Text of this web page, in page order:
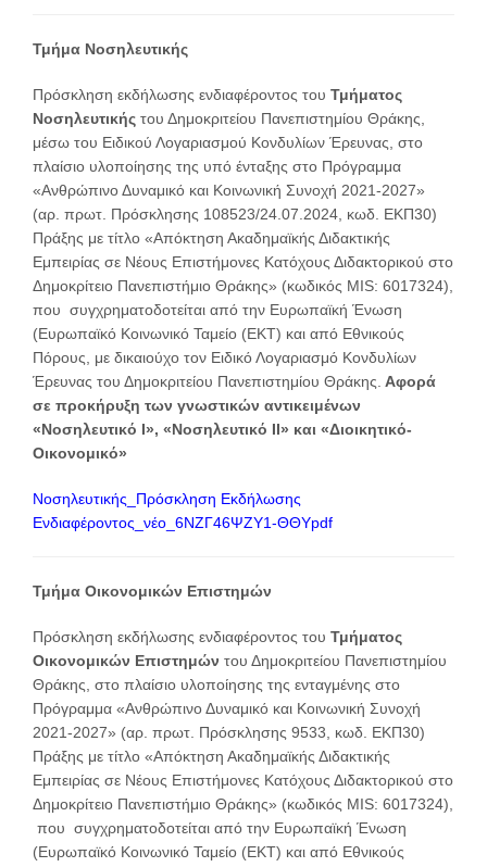
Τμήμα Νοσηλευτικής
Πρόσκληση εκδήλωσης ενδιαφέροντος του Τμήματος
Νοσηλευτικής του Δημοκριτείου Πανεπιστημίου Θράκης,
μέσω του Ειδικού Λογαριασμού Κονδυλίων Έρευνας, στο
πλαίσιο υλοποίησης της υπό ένταξης στο Πρόγραμμα
«Ανθρώπινο Δυναμικό και Κοινωνική Συνοχή 2021-2027»
(αρ. πρωτ. Πρόσκλησης 108523/24.07.2024, κωδ. ΕΚΠ30)
Πράξης με τίτλο «Απόκτηση Ακαδημαϊκής Διδακτικής
Εμπειρίας σε Νέους Επιστήμονες Κατόχους Διδακτορικού στο
Δημοκρίτειο Πανεπιστήμιο Θράκης» (κωδικός MIS: 6017324),
που συγχρηματοδοτείται από την Ευρωπαϊκή Ένωση
(Ευρωπαϊκό Κοινωνικό Ταμείο (ΕΚΤ) και από Εθνικούς
Πόρους, με δικαιούχο τον Ειδικό Λογαριασμό Κονδυλίων
Έρευνας του Δημοκριτείου Πανεπιστημίου Θράκης. Αφορά
σε προκήρυξη των γνωστικών αντικειμένων
«Νοσηλευτικό Ι», «Νοσηλευτικό ΙΙ» και «Διοικητικό-
Οικονομικό»
Νοσηλευτικής_Πρόσκληση Εκδήλωσης
Ενδιαφέροντος_νέο_6ΝΖΓ46ΨΖΥ1-ΘΘΥpdf
Τμήμα Οικονομικών Επιστημών
Πρόσκληση εκδήλωσης ενδιαφέροντος του Τμήματος
Οικονομικών Επιστημών του Δημοκριτείου Πανεπιστημίου
Θράκης, στο πλαίσιο υλοποίησης της ενταγμένης στο
Πρόγραμμα «Ανθρώπινο Δυναμικό και Κοινωνική Συνοχή
2021-2027» (αρ. πρωτ. Πρόσκλησης 9533, κωδ. ΕΚΠ30)
Πράξης με τίτλο «Απόκτηση Ακαδημαϊκής Διδακτικής
Εμπειρίας σε Νέους Επιστήμονες Κατόχους Διδακτορικού στο
Δημοκρίτειο Πανεπιστήμιο Θράκης» (κωδικός MIS: 6017324),
που συγχρηματοδοτείται από την Ευρωπαϊκή Ένωση
(Ευρωπαϊκό Κοινωνικό Ταμείο (ΕΚΤ) και από Εθνικούς